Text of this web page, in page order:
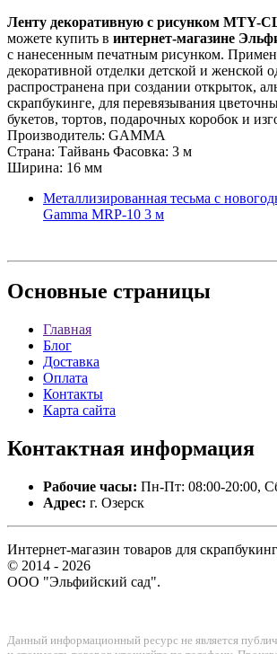
Ленту декоративную с рисунком MTY-
можете купить в интернет-магазине
с нанесенным печатным рисунком.
декоративной отделки детской и
распространена при создании открыток,
скрапбукинге, для перевязывания
букетов, тортов, подарочных коробок и
Производитель: GAMMA
Страна: Тайвань Фасовка: 3 м
Ширина: 16 мм
Металлизированная тесьма c
Gamma MRP-10 3 м
Основные страницы
Главная
Блог
Доставка
Оплата
Контакты
Карта сайта
Контактная информация
Рабочие часы: Пн-Пт: 08:00-20:00,
Адрес: г. Озерск
Интернет-магазин товаров для
© 2014 - 2026
ООО "Эльфийский сад".
Данный информационный ресурс не является